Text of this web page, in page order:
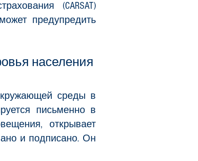
(CARSAT)
предупредить
населения
среды в
письменно в
открывает
и подписано. Он